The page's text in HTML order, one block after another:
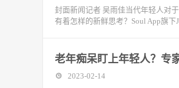
封面新闻记者 吴雨佳当代年轻人对
有着怎样的新鲜思考？Soul App旗下
老年痴呆盯上年轻人？专
2023-02-14